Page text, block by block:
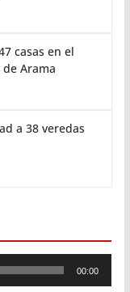
casas en el
de Arama
a 38 veredas
00:00